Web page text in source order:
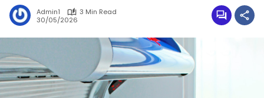
Admin1
3 Min Read
30/05/2026